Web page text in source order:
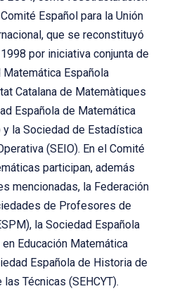
Español para la Unión
que se reconstituyó
por iniciativa conjunta de
Matemática Española
Catalana de Matemàtiques
Española de Matemática
y la Sociedad de Estadística
(SEIO). En el Comité
participan, además
mencionadas, la Federación
de Profesores de
la Sociedad Española
Educación Matemática
Española de Historia de
Técnicas (SEHCYT).